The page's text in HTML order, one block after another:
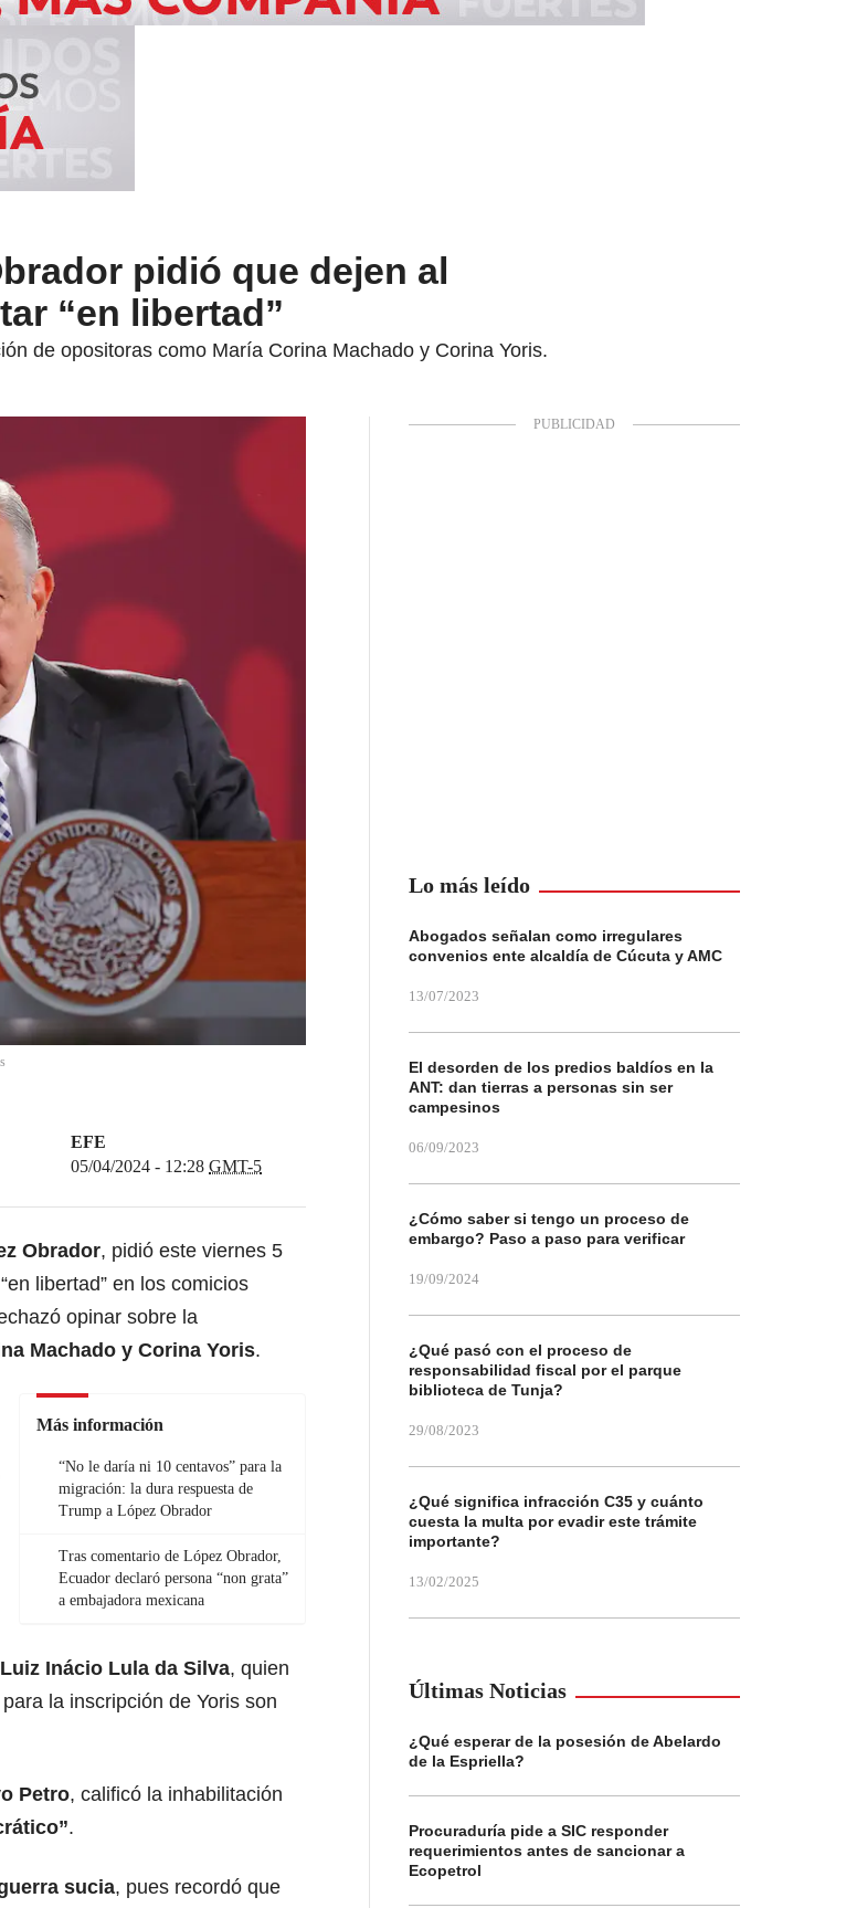
pidió que dejen al
“en libertad”
de opositoras como María Corina Machado y Corina Yoris.
EFE
05/04/2024 - 12:28 GMT-5
Obrador, pidió este viernes 5
libertad” en los comicios
opinar sobre la
Machado y Corina Yoris.
Más información
“No le daría ni 10 centavos” para la
migración: la dura respuesta de
Trump a López Obrador
Tras comentario de López Obrador,
Ecuador declaró persona “non grata”
a embajadora mexicana
Luiz Inácio Lula da Silva, quien
la inscripción de Yoris son
Petro, calificó la inhabilitación
.
sucia, pues recordó que
Lo más leído
Abogados señalan como irregulares
convenios ente alcaldía de Cúcuta y AMC
13/07/2023
El desorden de los predios baldíos en la
ANT: dan tierras a personas sin ser
campesinos
06/09/2023
¿Cómo saber si tengo un proceso de
embargo? Paso a paso para verificar
19/09/2024
¿Qué pasó con el proceso de
responsabilidad fiscal por el parque
biblioteca de Tunja?
29/08/2023
¿Qué significa infracción C35 y cuánto
cuesta la multa por evadir este trámite
importante?
13/02/2025
Últimas Noticias
¿Qué esperar de la posesión de Abelardo
de la Espriella?
Procuraduría pide a SIC responder
requerimientos antes de sancionar a
Ecopetrol